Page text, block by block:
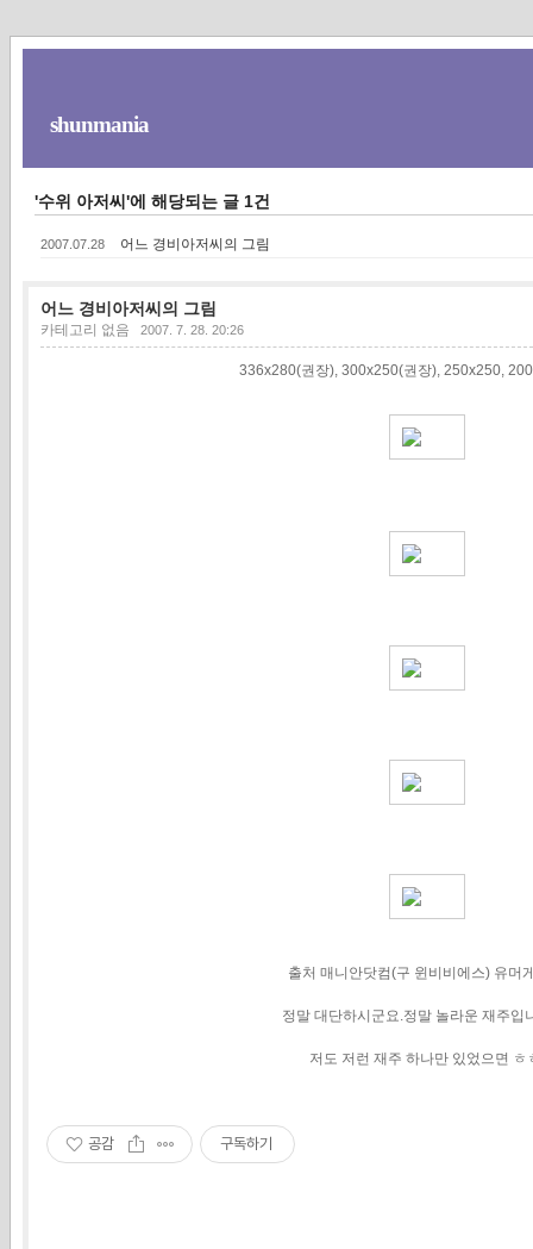
shunmania
'수위 아저씨'에 해당되는 글 1건
2007.07.28 어느 경비아저씨의 그림
어느 경비아저씨의 그림
카테고리 없음 2007. 7. 28. 20:26
336x280(권장), 300x250(권장), 250x250,
출처 매니안닷컴(구 윈비비에스) 유머
정말 대단하시군요.정말 놀라운 재주입
저도 저런 재주 하나만 있었으면 ㅎ
공감 구독하기